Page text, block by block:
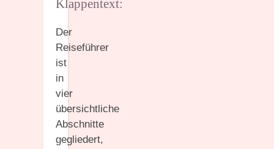
Klappentext:
Der
Reiseführer
ist
in
vier
übersichtliche
Abschnitte
gegliedert,